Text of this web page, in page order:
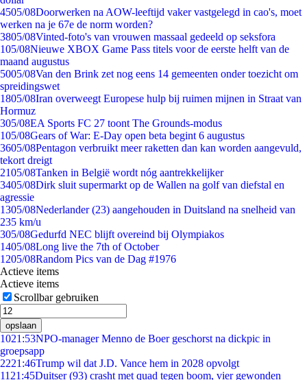
4505/08Doorwerken na AOW-leeftijd vaker vastgelegd in cao's, moet
werken na je 67e de norm worden?
3805/08Vinted-foto's van vrouwen massaal gedeeld op seksfora
105/08Nieuwe XBOX Game Pass titels voor de eerste helft van de
maand augustus
5005/08Van den Brink zet nog eens 14 gemeenten onder toezicht om
spreidingswet
1805/08Iran overweegt Europese hulp bij ruimen mijnen in Straat van
Hormuz
305/08EA Sports FC 27 toont The Grounds-modus
105/08Gears of War: E-Day open beta begint 6 augustus
3605/08Pentagon verbruikt meer raketten dan kan worden aangevuld,
tekort dreigt
2105/08Tanken in België wordt nóg aantrekkelijker
3405/08Dirk sluit supermarkt op de Wallen na golf van diefstal en
agressie
1305/08Nederlander (23) aangehouden in Duitsland na snelheid van
235 km/u
305/08Gedurfd NEC blijft overeind bij Olympiakos
1405/08Long live the 7th of October
1205/08Random Pics van de Dag #1976
Actieve items
Actieve items
Scrollbar gebruiken
opslaan
1021:53NPO-manager Menno de Boer geschorst na dickpic in
groepsapp
2221:46Trump wil dat J.D. Vance hem in 2028 opvolgt
11 21:45Duitser (93) crasht met quad tegen boom, vier gewonden